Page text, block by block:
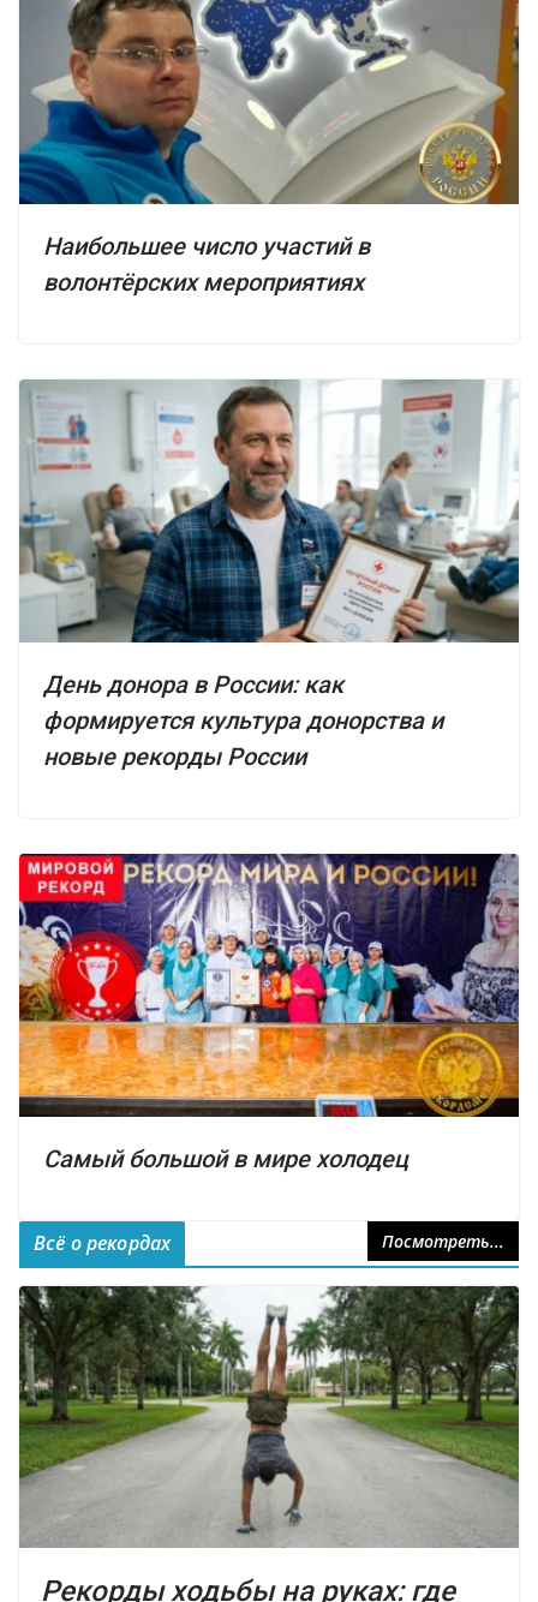
Наибольшее число участий в
волонтёрских мероприятиях
День донора в России: как
формируется культура донорства и
новые рекорды России
Самый большой в мире холодец
Всё о рекордах Посмотреть...
Рекорды ходьбы на руках: где